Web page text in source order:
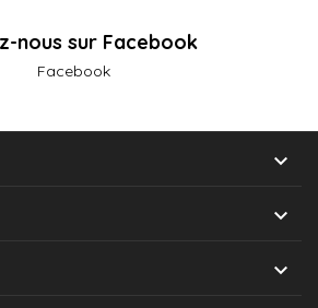
nous sur Facebook
Facebook


